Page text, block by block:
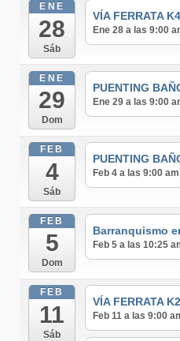
ENE
28
Sáb
VÍA FERRATA
Ene 28 a las 9:00
ENE
29
Dom
PUENTING
Ene 29 a las 9:00
FEB
4
Sáb
PUENTING
Feb 4 a las 9:00
FEB
5
Dom
Barranquismo
Feb 5 a las 10:25
FEB
11
Sáb
VÍA FERRATA
Feb 11 a las 9:00